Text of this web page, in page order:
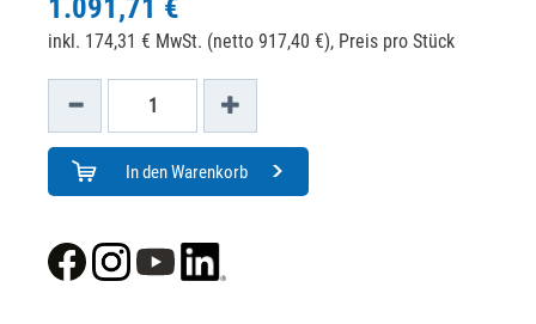
1.091,71 €
inkl. 174,31 € MwSt. (netto 917,40 €), Preis pro Stück
In den Warenkorb